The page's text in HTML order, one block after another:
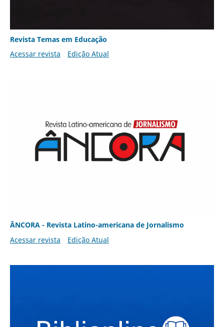
Revista Temas em Educação
Acessar revista
Edição Atual
ÂNCORA - Revista Latino-americana de Jornalismo
Acessar revista
Edição Atual